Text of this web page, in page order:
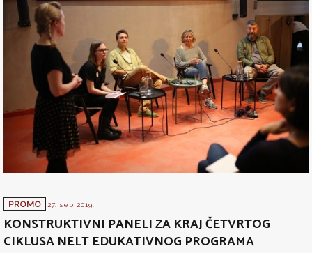
PROMO 27. sep 2019.
KONSTRUKTIVNI PANELI ZA KRAJ ČETVRTOG
CIKLUSA NELT EDUKATIVNOG PROGRAMA